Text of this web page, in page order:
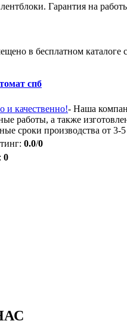
Гарантия на
в бесплатном каталоге
спб
качественно!- Наша
работы, а также
сроки производства от 3-
: 0.0/0
: 0